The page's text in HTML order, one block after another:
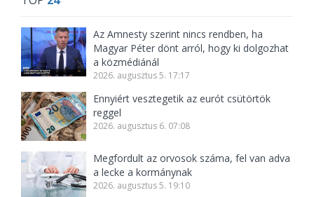
Az Amnesty szerint nincs rendben, ha
Magyar Péter dönt arról, hogy ki dolgozhat
a közmédiánál
2026. augusztus 5. 17:17
Ennyiért vesztegetik az eurót csütörtök
reggel
2026. augusztus 6. 07:08
Megfordult az orvosok száma, fel van adva
a lecke a kormánynak
2026. augusztus 5. 19:10